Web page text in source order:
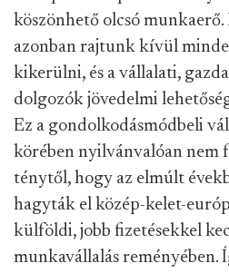
köszönhető olcsó munkaerő.
azonban rajtunk kívül
kikerülni, és a vállalati,
dolgozók jövedelmi
Ez a gondolkodásmódbeli
körében nyilvánvalóan nem
ténytől, hogy az elmúlt
hagyták el közép-kelet-
külföldi, jobb fizetésekkel
munkavállalás reményében.